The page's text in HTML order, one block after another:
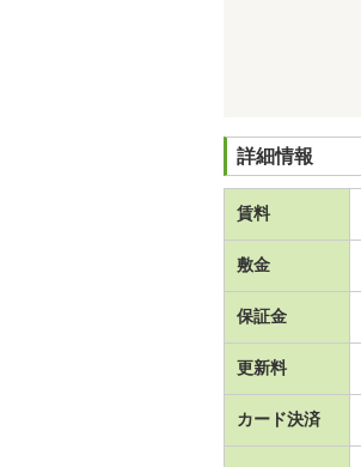
詳細情報
賃料
敷金
保証金
更新料
カード決済